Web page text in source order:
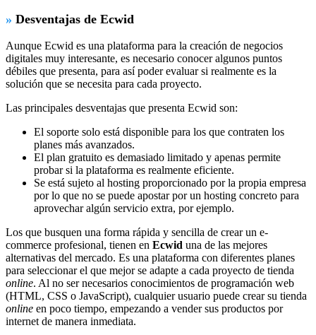
» Desventajas de Ecwid
Aunque Ecwid es una plataforma para la creación de negocios
digitales muy interesante, es necesario conocer algunos puntos
débiles que presenta, para así poder evaluar si realmente es la
solución que se necesita para cada proyecto.
Las principales desventajas que presenta Ecwid son:
El soporte solo está disponible para los que contraten los
planes más avanzados.
El plan gratuito es demasiado limitado y apenas permite
probar si la plataforma es realmente eficiente.
Se está sujeto al hosting proporcionado por la propia empresa
por lo que no se puede apostar por un hosting concreto para
aprovechar algún servicio extra, por ejemplo.
Los que busquen una forma rápida y sencilla de crear un e-
commerce profesional, tienen en Ecwid una de las mejores
alternativas del mercado. Es una plataforma con diferentes planes
para seleccionar el que mejor se adapte a cada proyecto de tienda
online. Al no ser necesarios conocimientos de programación web
(HTML, CSS o JavaScript), cualquier usuario puede crear su tienda
online en poco tiempo, empezando a vender sus productos por
internet de manera inmediata.